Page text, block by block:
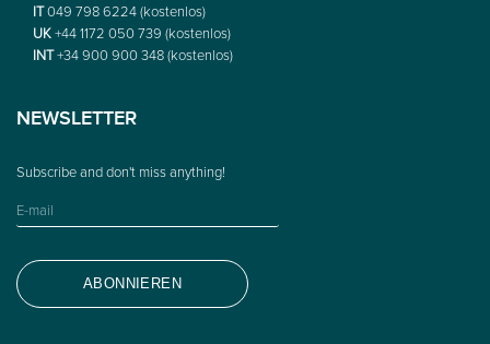
IT049 798 6224 (kostenlos)
UK+44 1172 050 739 (kostenlos)
INT+34 900 900 348 (kostenlos)
NEWSLETTER